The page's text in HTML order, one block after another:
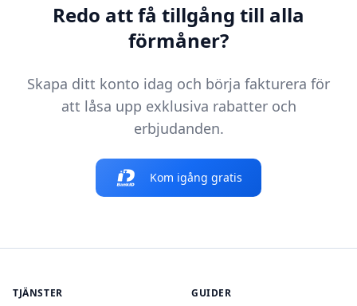
Redo att få tillgång till alla
förmåner?
Skapa ditt konto idag och börja fakturera för
att låsa upp exklusiva rabatter och
erbjudanden.
Kom igång gratis
TJÄNSTER GUIDER